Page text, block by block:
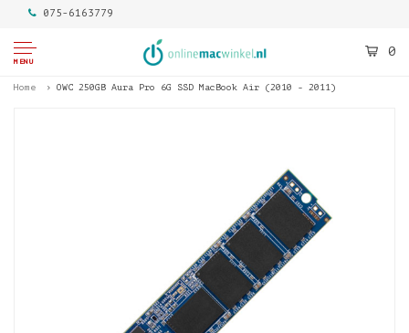
075-6163779
MENU
0
Home OWC 250GB Aura Pro 6G SSD MacBook Air (2010 - 2011)